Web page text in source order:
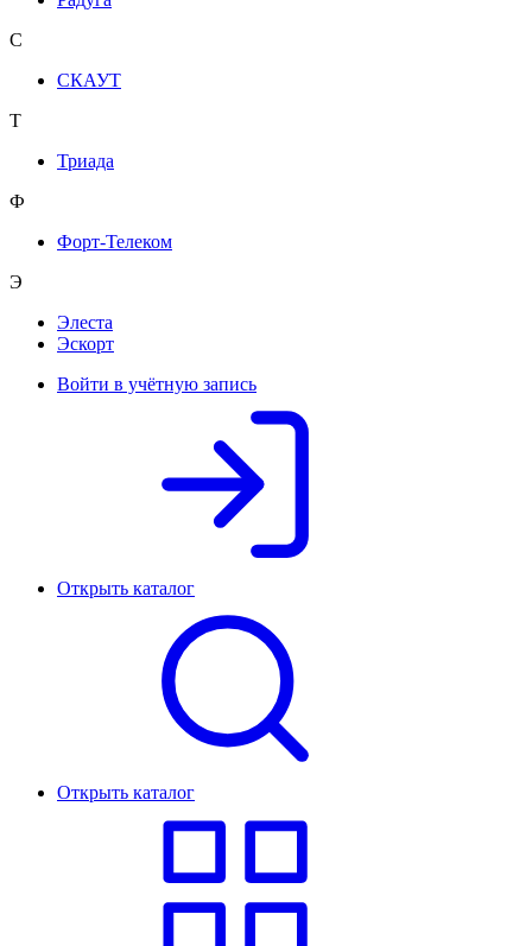
С
СКАУТ
Т
Триада
Ф
Форт-Телеком
Э
Элеста
Эскорт
Войти в учётную запись
Открыть каталог
Открыть каталог